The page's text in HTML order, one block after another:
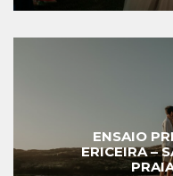
ENSAIO
ERICEIRA –